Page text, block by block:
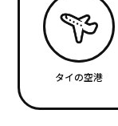
タイの空港